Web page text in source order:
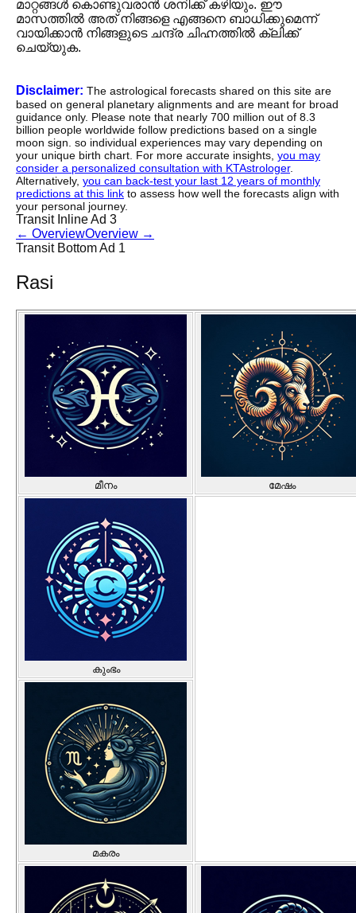
മാറ്റങ്ങൾ കൊണ്ടുവരാൻ ശനിക്ക് കഴിയും. ഈ
മാസത്തിൽ അത് നിങ്ങളെ എങ്ങനെ ബാധിക്കുമെന്ന്
വായിക്കാൻ നിങ്ങളുടെ ചന്ദ്ര ചിഹ്നത്തിൽ ക്ലിക്ക്
ചെയ്യുക.
Disclaimer: The astrological forecasts shared on this site are
based on general planetary alignments and are meant for broad
guidance only. Please note that nearly 700 million out of 8.3
billion people worldwide follow predictions based on a single
moon sign. so individual experiences may vary depending on
your unique birth chart. For more accurate insights, you may
consider a personalized consultation with KTAstrologer.
Alternatively, you can back-test your last 12 years of monthly
predictions at this link to assess how well the forecasts align with
your personal journey.
Transit Inline Ad 3
← OverviewOverview →
Transit Bottom Ad 1
Rasi
മീനം മേഷം
കുംഭം
മകരം